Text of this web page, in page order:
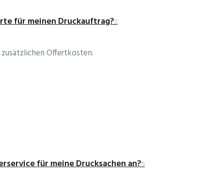
für meinen Druckauftrag?
Offertkosten.
für meine Drucksachen an?